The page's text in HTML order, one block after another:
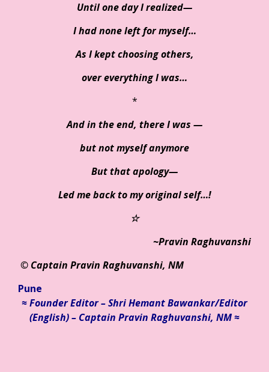
Until one day I realized—
I had none left for myself…
As I kept choosing others,
over everything I was…
*
And in the end, there I was —
but not myself anymore
But that apology—
Led me back to my original self…!
☆
~Pravin Raghuvanshi
© Captain Pravin Raghuvanshi, NM
Pune
≈ Founder Editor – Shri Hemant Bawankar/Editor
(English) – Captain Pravin Raghuvanshi, NM ≈